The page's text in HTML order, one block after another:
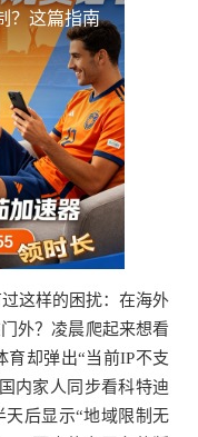
？这篇指南
这样的困扰：在海外
外？凌晨爬起来想看
育却弹出“当前IP不支
内家人同步看科特迪
天后显示“地域限制无